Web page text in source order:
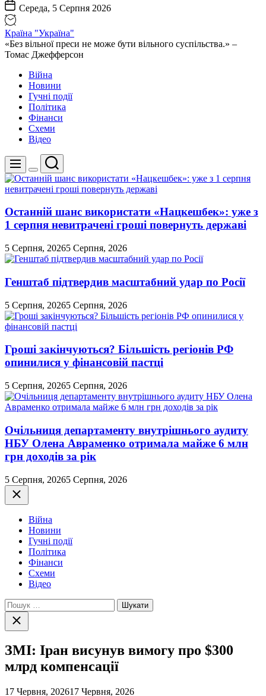
Середа, 5 Серпня 2026
Країна "Україна"
«Без вільної преси не може бути вільного суспільства.» –
Томас Джефферсон
Війна
Новини
Гучні події
Політика
Фінанси
Схеми
Відео
Меню
Перемикач
кольорового
режиму
Пошук
Останній шанс використати «Нацкешбек»: уже з
1 серпня невитрачені гроші повернуть державі
5 Серпня, 20265 Серпня, 2026
Генштаб підтвердив масштабний удар по Росії
5 Серпня, 20265 Серпня, 2026
Гроші закінчуються? Більшість регіонів РФ
опинилися у фінансовій пастці
5 Серпня, 20265 Серпня, 2026
Очільниця департаменту внутрішнього аудиту
НБУ Олена Авраменко отримала майже 6 млн
грн доходів за рік
5 Серпня, 20265 Серпня, 2026
Закрити
Війна
Новини
Гучні події
Політика
Фінанси
Схеми
Відео
Пошук:
Закрити
пошук
ЗМІ: Іран висунув вимогу про $300
млрд компенсації
17 Червня, 202617 Червня, 2026